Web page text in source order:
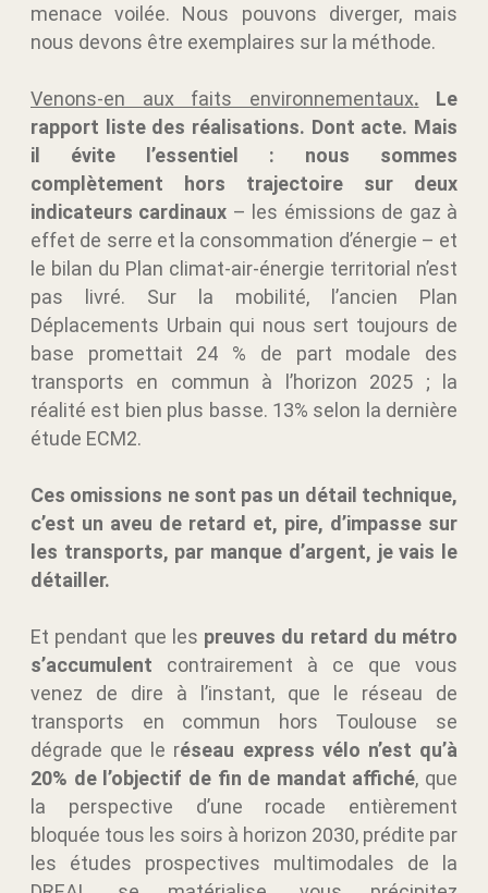
menace voilée. Nous pouvons diverger, mais
nous devons être exemplaires sur la méthode.
Venons-en aux faits environnementaux. Le
rapport liste des réalisations. Dont acte. Mais
il évite l’essentiel : nous sommes
complètement hors trajectoire sur deux
indicateurs cardinaux – les émissions de gaz à
effet de serre et la consommation d’énergie – et
le bilan du Plan climat-air-énergie territorial n’est
pas livré. Sur la mobilité, l’ancien Plan
Déplacements Urbain qui nous sert toujours de
base promettait 24 % de part modale des
transports en commun à l’horizon 2025 ; la
réalité est bien plus basse. 13% selon la dernière
étude ECM2.
Ces omissions ne sont pas un détail technique,
c’est un aveu de retard et, pire, d’impasse sur
les transports, par manque d’argent, je vais le
détailler.
Et pendant que les preuves du retard du métro
s’accumulent contrairement à ce que vous
venez de dire à l’instant, que le réseau de
transports en commun hors Toulouse se
dégrade que le réseau express vélo n’est qu’à
20% de l’objectif de fin de mandat affiché, que
la perspective d’une rocade entièrement
bloquée tous les soirs à horizon 2030, prédite par
les études prospectives multimodales de la